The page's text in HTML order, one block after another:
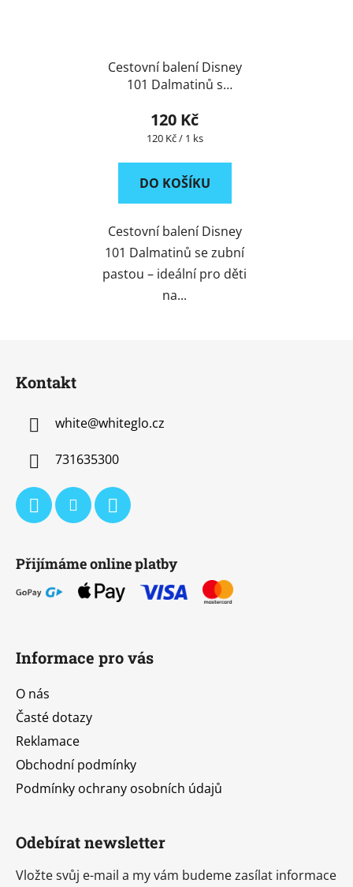
Cestovní balení Disney
101 Dalmatinů s
120 Kč
Měrná
120 Kč / 1 ks
DO KOŠÍKU
Cestovní balení Disney
101 Dalmatinů se zubní
pastou – ideální pro děti
na...
Kontakt
white@whiteglo.cz
731635300
Přijímáme online platby
Informace pro vás
O nás
Časté dotazy
Reklamace
Obchodní podmínky
Podmínky ochrany osobních údajů
Odebírat newsletter
Vložte svůj e-mail a my vám budeme zasílat informace